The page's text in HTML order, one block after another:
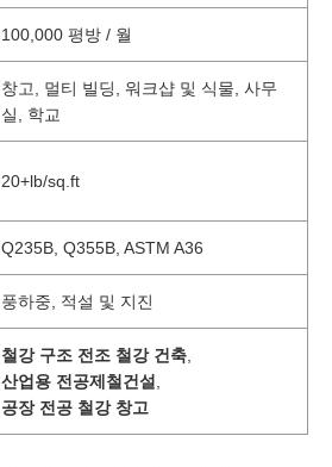
100,000 평방 / 월
창고, 멀티 빌딩, 워크샵 및 식물, 사무
실, 학교
20+lb/sq.ft
Q235B, Q355B, ASTM A36
풍하중, 적설 및 지진
철강 구조 전조 철강 건축
산업용 전공제철건설
공장 전공 철강 창고